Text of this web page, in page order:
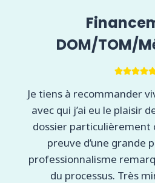
DOM/TOM/
Je tiens à recommander
avec qui j’ai eu le plaisir
dossier particulièrement
preuve d’une grande
professionnalisme
du processus. Très